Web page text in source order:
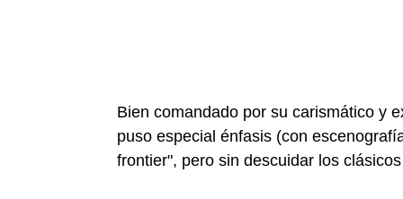
Bien comandado por su carismático y
puso especial énfasis (con
frontier", pero sin descuidar los